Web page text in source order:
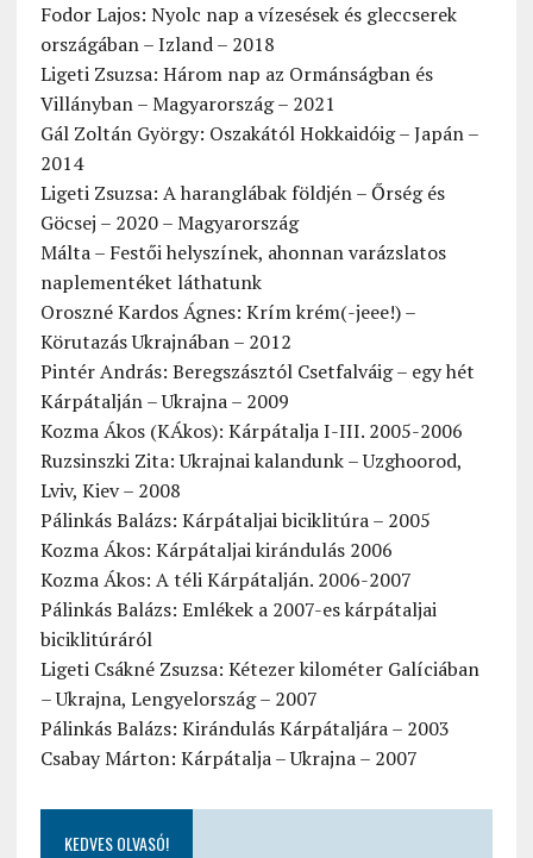
Fodor Lajos: Nyolc nap a vízesések és gleccserek
országában – Izland – 2018
Ligeti Zsuzsa: Három nap az Ormánságban és
Villányban – Magyarország – 2021
Gál Zoltán György: Oszakától Hokkaidóig – Japán –
2014
Ligeti Zsuzsa: A haranglábak földjén – Őrség és
Göcsej – 2020 – Magyarország
Málta – Festői helyszínek, ahonnan varázslatos
naplementéket láthatunk
Oroszné Kardos Ágnes: Krím krém(-jeee!) –
Körutazás Ukrajnában – 2012
Pintér András: Beregszásztól Csetfalváig – egy hét
Kárpátalján – Ukrajna – 2009
Kozma Ákos (KÁkos): Kárpátalja I-III. 2005-2006
Ruzsinszki Zita: Ukrajnai kalandunk – Uzghoorod,
Lviv, Kiev – 2008
Pálinkás Balázs: Kárpátaljai biciklitúra – 2005
Kozma Ákos: Kárpátaljai kirándulás 2006
Kozma Ákos: A téli Kárpátalján. 2006-2007
Pálinkás Balázs: Emlékek a 2007-es kárpátaljai
biciklitúráról
Ligeti Csákné Zsuzsa: Kétezer kilométer Galíciában
– Ukrajna, Lengyelország – 2007
Pálinkás Balázs: Kirándulás Kárpátaljára – 2003
Csabay Márton: Kárpátalja – Ukrajna – 2007
KEDVES OLVASÓ!